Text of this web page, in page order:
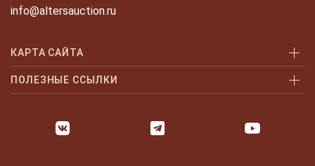
info@altersauction.ru
КАРТА САЙТА
Аукционы
Как продать
ПОЛЕЗНЫЕ ССЫЛКИ
Оплата и доставка